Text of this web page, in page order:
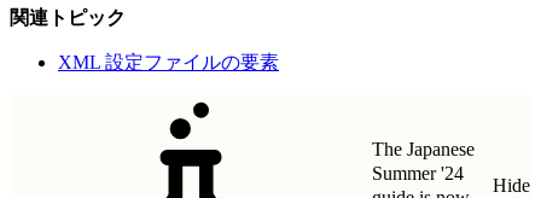
関連トピック
XML 設定ファイルの要素
The Japanese
Summer '24
Hide